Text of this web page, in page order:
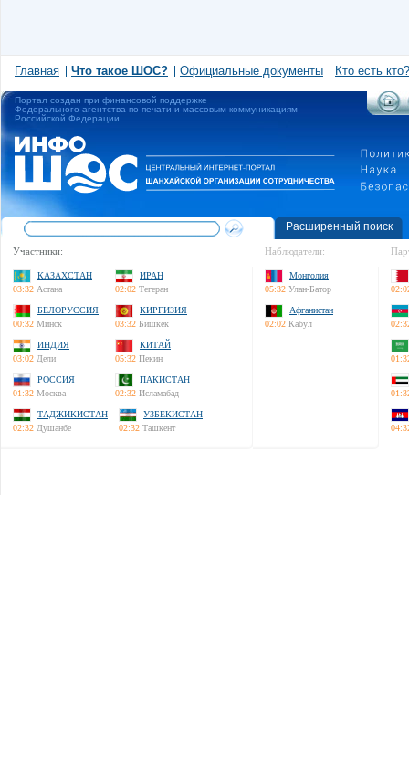
Главная Что такое ШОС? Официальные документы Кто есть кто?
Портал создан при финансовой поддержке
Федерального агентства по печати и массовым коммуникациям
Российской Федерации
Расширенный поиск
Участники:
КАЗАХСТАН
03:32 Астана
ИРАН
02:02 Тегеран
БЕЛОРУССИЯ
00:32 Минск
КИРГИЗИЯ
03:32 Бишкек
ИНДИЯ
03:02 Дели
КИТАЙ
05:32 Пекин
РОССИЯ
01:32 Москва
ПАКИСТАН
02:32 Исламабад
ТАДЖИКИСТАН
02:32 Душанбе
УЗБЕКИСТАН
02:32 Ташкент
Наблюдатели:
Монголия
05:32 Улан-Батор
Афганистан
02:02 Кабул